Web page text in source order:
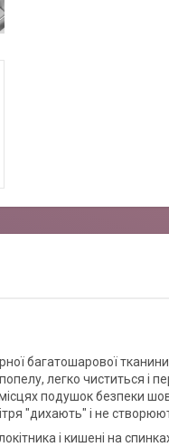
багатошарової
легко чиститься і
подушок безпеки
"дихають" і не
і кишені на